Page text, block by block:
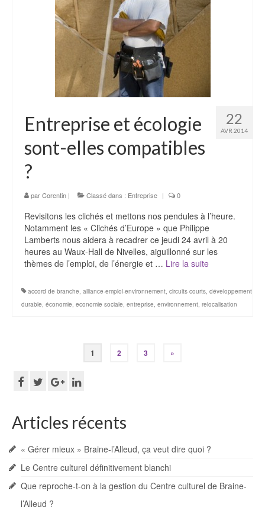
22
AVR 2014
Entreprise et écologie
sont-elles compatibles
?
parCorentin | Classé dans : Entreprise | 0
Revisitons les clichés et mettons nos pendules à l’heure.
Notamment les « Clichés d’Europe » que Philippe
Lamberts nous aidera à recadrer ce jeudi 24 avril à 20
heures au Waux-Hall de Nivelles, aiguillonné sur les
thèmes de l’emploi, de l’énergie et … Lire la suite­­
accord de branche, alliance-emploi-environnement, circuits courts, développement
durable, économie, economie sociale, entreprise, environnement, relocalisation
Navigation
des
1 2 3 »
Articles récents
« Gérer mieux » Braine-l’Alleud, ça veut dire quoi ?
Le Centre culturel définitivement blanchi
Que reproche-t-on à la gestion du Centre culturel de Braine-
l’Alleud ?